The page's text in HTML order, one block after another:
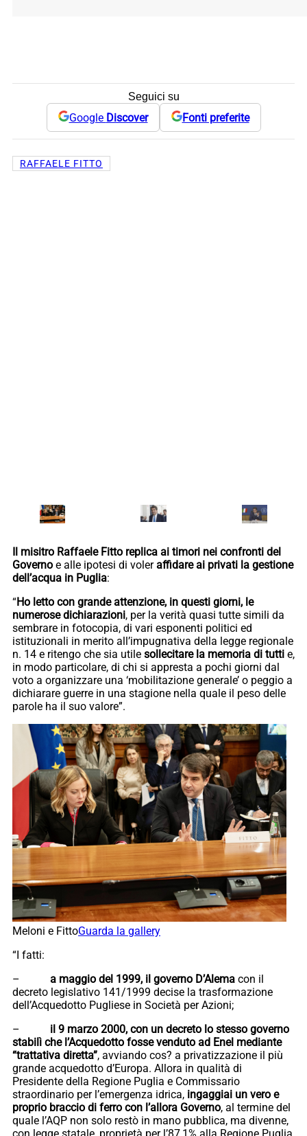
Seguici su
Google Discover Fonti preferite
RAFFAELE FITTO
Il misitro Raffaele Fitto replica ai timori nei confronti del
Governo e alle ipotesi di voleraffidare ai privati la gestione
dell’acqua in Puglia:
“Ho letto con grande attenzione, in questi giorni, le
numerose dichiarazioni, per la verità quasi tutte simili da
sembrare in fotocopia, di vari esponenti politici ed
istituzionali in merito all’impugnativa della legge regionale
n. 14 e ritengo che sia utile sollecitare la memoria di tutti e,
in modo particolare, di chi si appresta a pochi giorni dal
voto a organizzare una ‘mobilitazione generale’ o peggio a
dichiarare guerre in una stagione nella quale il peso delle
parole ha il suo valore”.
Meloni e FittoGuarda la gallery
“I fatti:
–
a maggio del 1999, il governo D’Alema con il
decreto legislativo 141/1999 decise la trasformazione
dell’Acquedotto Pugliese in Società per Azioni;
– il 9 marzo 2000, con un decreto lo stesso governo
stabilì che l’Acquedotto fosse venduto ad Enel mediante
“trattativa diretta”, avviando cos? a privatizzazione il più
grande acquedotto d’Europa. Allora in qualità di
Presidente della Regione Puglia e Commissario
straordinario per l’emergenza idrica, ingaggiai un vero e
proprio braccio di ferro con l’allora Governo, al termine del
quale l’AQP non solo restò in mano pubblica, ma divenne,